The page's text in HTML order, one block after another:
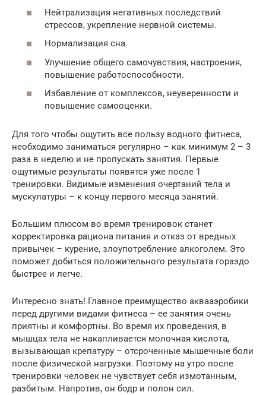
Нейтрализация негативных последствий
стрессов, укрепление нервной системы.
Нормализация сна.
Улучшение общего самочувствия, настроения,
повышение работоспособности.
Избавление от комплексов, неуверенности и
повышение самооценки.
Для того чтобы ощутить все пользу водного фитнеса,
необходимо заниматься регулярно – как минимум 2 – 3
раза в неделю и не пропускать занятия. Первые
ощутимые результаты появятся уже после 1
тренировки. Видимые изменения очертаний тела и
мускулатуры – к концу первого месяца занятий.
Большим плюсом во время тренировок станет
корректировка рациона питания и отказ от вредных
привычек – курение, злоупотребление алкоголем. Это
поможет добиться положительного результата гораздо
быстрее и легче.
Интересно знать! Главное преимущество аквааэробики
перед другими видами фитнеса – ее занятия очень
приятны и комфортны. Во время их проведения, в
мышцах тела не накапливается молочная кислота,
вызывающая крепатуру – отсроченные мышечные боли
после физической нагрузки. Поэтому на утро после
тренировки человек не чувствует себя измотанным,
разбитым. Напротив, он бодр и полон сил.